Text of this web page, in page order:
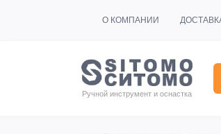
О КОМПАНИИ
Ручной инструмент и оснастка